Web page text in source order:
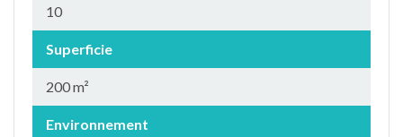
10
Superficie
200 m²
Environnement